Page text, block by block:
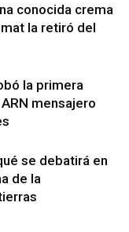
conocida crema
la retiró del
la primera
mensajero
se debatirá en
de la